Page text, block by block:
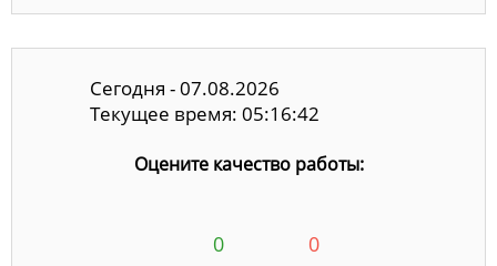
Сегодня - 07.08.2026
Текущее время: 05:16:43
Оцените качество работы:
0 0